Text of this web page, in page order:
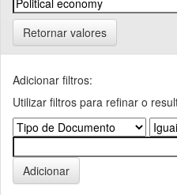
Retornar valores
Adicionar filtros:
Utilizar filtros para refinar o